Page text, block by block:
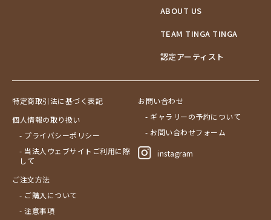
ABOUT US
TEAM TINGA TINGA
認定アーティスト
特定商取引法に基づく表記
個人情報の取り扱い
- プライバシーポリシー
- 当法人ウェブサイトご利用に際
して
ご注文方法
- ご購入について
- 注意事項
お問い合わせ
- ギャラリーの予約について
- お問い合わせフォーム
instagram